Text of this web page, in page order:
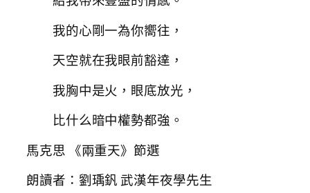
我的心剛一為你嚮往，
天空就在我眼前豁達，
我胸中是火，眼底放光，
比什么暗中權勢都強。
馬克思 《兩重天》節選
朗讀者：劉瑀釩 武漢年夜學先生